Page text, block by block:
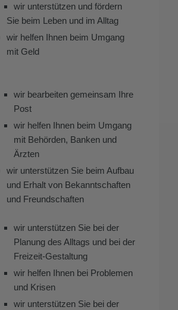
wir unterstützen und fördern
Sie beim Leben und im Alltag
wir helfen Ihnen beim Umgang
mit Geld
wir bearbeiten gemeinsam Ihre
Post
wir helfen Ihnen beim Umgang
mit Behörden, Banken und
Ärzten
wir unterstützen Sie beim Aufbau
und Erhalt von Bekanntschaften
und Freundschaften
wir unterstützen Sie bei der
Planung des Alltags und bei der
Freizeit-Gestaltung
wir helfen Ihnen bei Problemen
und Krisen
wir unterstützen Sie bei der